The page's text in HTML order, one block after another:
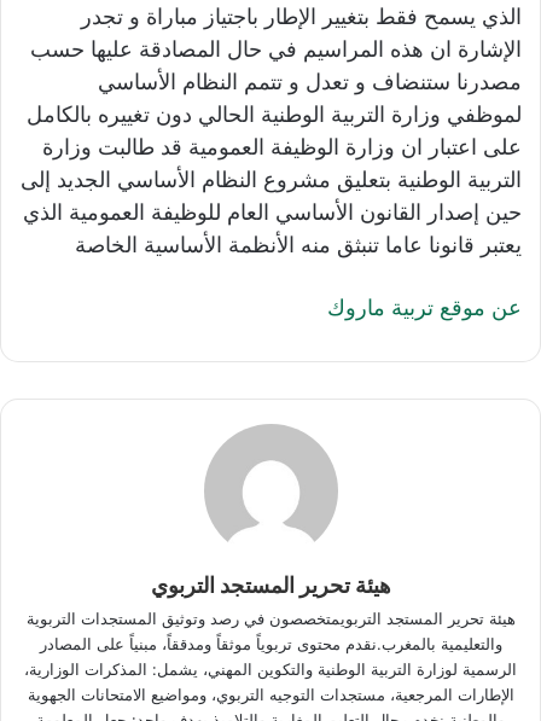
الذي يسمح فقط بتغيير الإطار باجتياز مباراة و تجدر
الإشارة ان هذه المراسيم في حال المصادقة عليها حسب
مصدرنا ستنضاف و تعدل و تتمم النظام الأساسي
لموظفي وزارة التربية الوطنية الحالي دون تغييره بالكامل
على اعتبار ان وزارة الوظيفة العمومية قد طالبت وزارة
التربية الوطنية بتعليق مشروع النظام الأساسي الجديد إلى
حين إصدار القانون الأساسي العام للوظيفة العمومية الذي
يعتبر قانونا عاما تنبثق منه الأنظمة الأساسية الخاصة
عن موقع تربية ماروك
هيئة تحرير المستجد التربوي
هيئة تحرير المستجد التربويمتخصصون في رصد وتوثيق المستجدات التربوية
والتعليمية بالمغرب.نقدم محتوى تربوياً موثقاً ومدققاً، مبنياً على المصادر
الرسمية لوزارة التربية الوطنية والتكوين المهني، يشمل: المذكرات الوزارية،
الإطارات المرجعية، مستجدات التوجيه التربوي، ومواضيع الامتحانات الجهوية